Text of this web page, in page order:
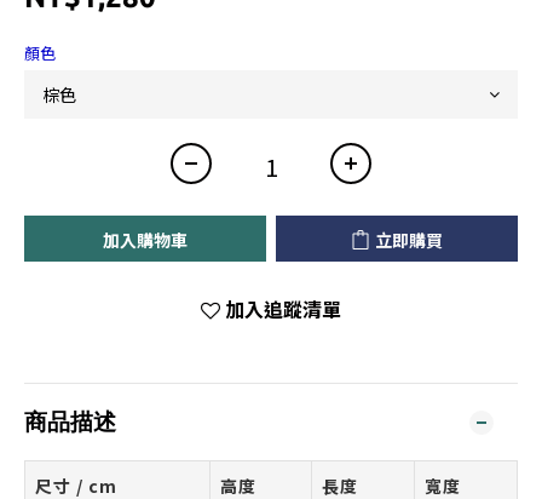
顏色
加入購物車 立即購買
加入追蹤清單
商品描述
尺寸 / cm 高度 長度 寬度